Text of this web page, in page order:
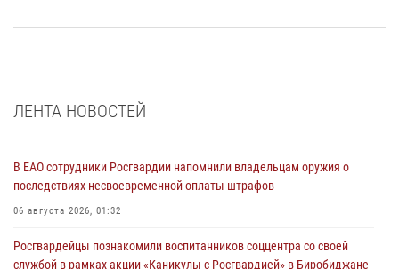
ЛЕНТА НОВОСТЕЙ
В ЕАО сотрудники Росгвардии напомнили владельцам оружия о
последствиях несвоевременной оплаты штрафов
06 августа 2026, 01:32
Росгвардейцы познакомили воспитанников соццентра со своей
службой в рамках акции «Каникулы с Росгвардией» в Биробиджане